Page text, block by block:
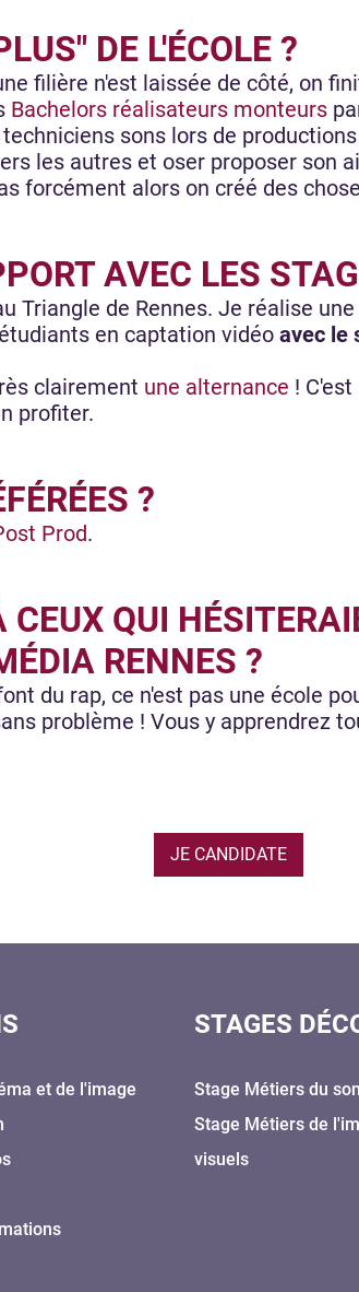
DE L'ÉCOLE ?
filière n'est laissée de côté, on
Bachelors réalisateurs monteurs
sons lors de
les autres et oser proposer son
forcément alors on créé des
AVEC LES
Triangle de Rennes. Je réalise
en captation vidéo avec le
clairement une alternance !
profiter.
?
Prod.
CEUX QUI
RENNES ?
du rap, ce n'est pas une école
problème ! Vous y apprendrez
JE CANDIDATE
et de l'image
STAGES
Stage Métiers du
Stage Métiers de
visuels